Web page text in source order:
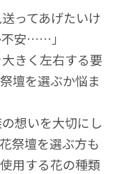
ってあげたいけ
不安……」
きく左右する要
壇を選ぶか悩ま
想いを大切にし
祭壇を選ぶ方も
用する花の種類